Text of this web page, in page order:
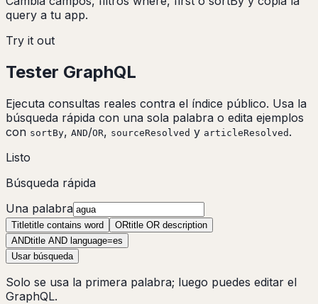
query a tu app.
Try it out
Tester GraphQL
Ejecuta consultas reales contra el índice público. Usa la
búsqueda rápida con una sola palabra o edita ejemplos
con sortBy, AND/OR, sourceResolved y articleResolved .
Listo
Búsqueda rápida
Una palabra
Titletitle contains word ORtitle OR description
ANDtitle AND language=es
Usar búsqueda
Solo se usa la primera palabra; luego puedes editar el
GraphQL.